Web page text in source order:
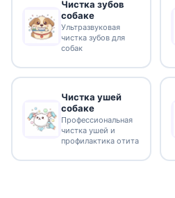
Чистка зубов
собаке
Ультразвуковая
чистка зубов для
собак
Чистка ушей
собаке
Профессиональная
чистка ушей и
профилактика отита